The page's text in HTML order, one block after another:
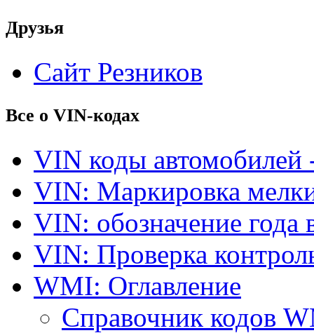
Друзья
Сайт Резников
Все о VIN-кодах
VIN коды автомобилей
VIN: Маркировка
VIN: обозначение года
VIN: Проверка
WMI: Оглавление
Справочник кодов